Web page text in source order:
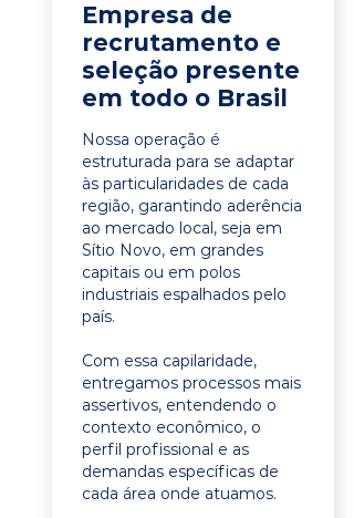
Empresa de
recrutamento e
seleção presente
em todo o Brasil
Nossa operação é
estruturada para se adaptar
às particularidades de cada
região, garantindo aderência
ao mercado local, seja em
Sítio Novo, em grandes
capitais ou em polos
industriais espalhados pelo
país.
Com essa capilaridade,
entregamos processos mais
assertivos, entendendo o
contexto econômico, o
perfil profissional e as
demandas específicas de
cada área onde atuamos.